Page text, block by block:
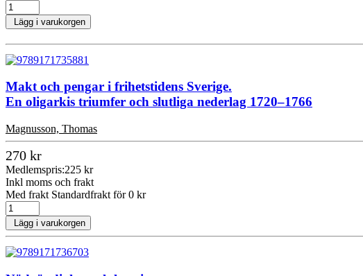
Lägg i varukorgen
Makt och pengar i frihetstidens Sverige.
En oligarkis triumfer och slutliga nederlag 1720–1766
Magnusson, Thomas
270 kr
Medlemspris:225 kr
Inkl moms och frakt
Med frakt Standardfrakt för 0 kr
Lägg i varukorgen